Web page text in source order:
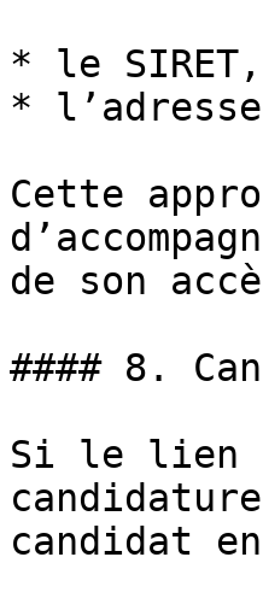
* le SIRET,
*
Cette
de son
#### 8.
Si le lien
candidat